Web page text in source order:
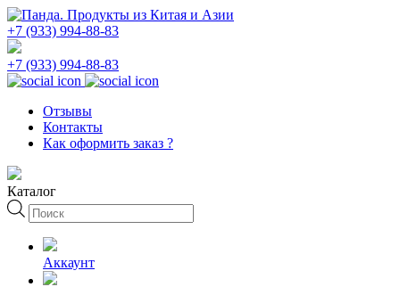
+7 (933) 994-88-83
+7 (933) 994-88-83
Отзывы
Контакты
Как оформить заказ ?
Каталог
Поиск
товаров
Аккаунт